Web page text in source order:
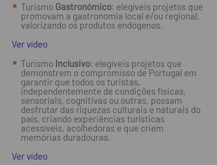
Turismo Gastronómico: elegíveis projetos que
promovam a gastronomia local e/ou regional,
valorizando os produtos endógenos.
Ver vídeo
Turismo Inclusivo: elegíveis projetos que
demonstrem o compromisso de Portugal em
garantir que todos os turistas,
independentemente de condições físicas,
sensoriais, cognitivas ou outras, possam
desfrutar das riquezas culturais e naturais do
país, criando experiências turísticas
acessíveis, acolhedoras e que criem
memórias duradouras.
Ver vídeo